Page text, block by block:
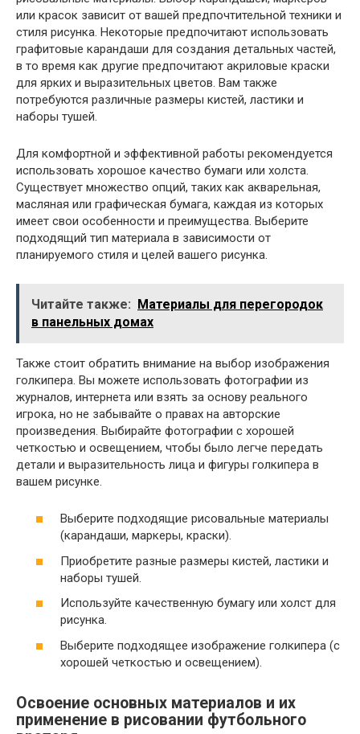
или красок зависит от вашей предпочтительной техники и
стиля рисунка. Некоторые предпочитают использовать
графитовые карандаши для создания детальных частей,
в то время как другие предпочитают акриловые краски
для ярких и выразительных цветов. Вам также
потребуются различные размеры кистей, ластики и
наборы тушей.
Для комфортной и эффективной работы рекомендуется
использовать хорошое качество бумаги или холста.
Существует множество опций, таких как акварельная,
масляная или графическая бумага, каждая из которых
имеет свои особенности и преимущества. Выберите
подходящий тип материала в зависимости от
планируемого стиля и целей вашего рисунка.
Читайте также: Материалы для перегородок
в панельных домах
Также стоит обратить внимание на выбор изображения
голкипера. Вы можете использовать фотографии из
журналов, интернета или взять за основу реального
игрока, но не забывайте о правах на авторские
произведения. Выбирайте фотографии с хорошей
четкостью и освещением, чтобы было легче передать
детали и выразительность лица и фигуры голкипера в
вашем рисунке.
Выберите подходящие рисовальные материалы
(карандаши, маркеры, краски).
Приобретите разные размеры кистей, ластики и
наборы тушей.
Используйте качественную бумагу или холст для
рисунка.
Выберите подходящее изображение голкипера (с
хорошей четкостью и освещением).
Освоение основных материалов и их
применение в рисовании футбольного